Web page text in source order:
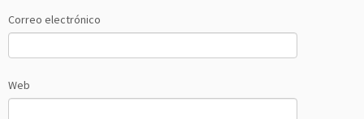
Correo electrónico
Web